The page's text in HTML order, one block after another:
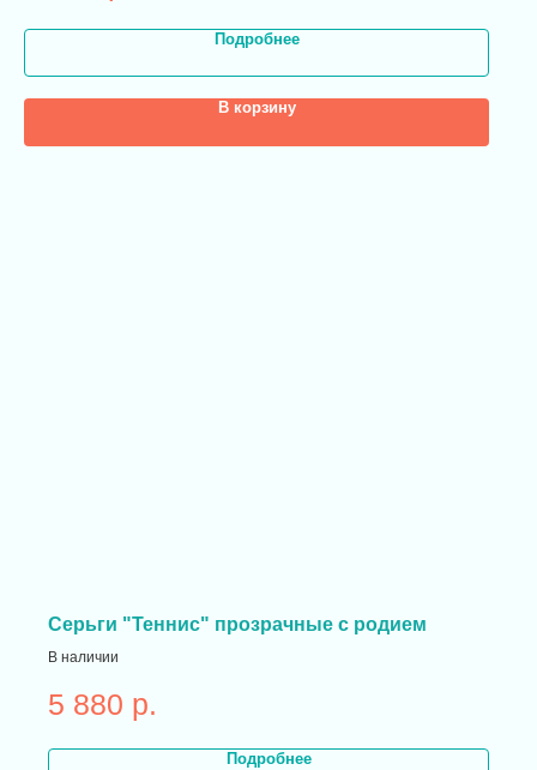
Подробнее
В корзину
Серьги "Теннис" прозрачные с родием
В наличии
5 880 р.
Подробнее